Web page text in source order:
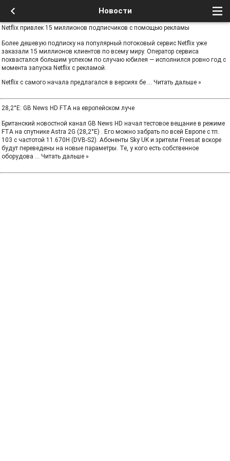
Новости
Netflix привлек 15 миллионов подписчиков с помощью рекламы
Более дешевую подписку на популярный потоковый сервис Netflix уже
заказали 15 миллионов клиентов по всему миру. Оператор сервиса
похвастался большим успехом по случаю юбилея — исполнился ровно год с
момента запуска Netflix с рекламой.
Netflix с самого начала предлагался в версиях бе ... Читать дальше »
28,2°Е: GB News HD FTA на европейском луче
Британский новостной канал GB News HD начал тестовое вещание в режиме
FTA на спутнике Astra 2G (28,2°E) . Его можно забрать по всей Европе с тп.
103 с частотой 11.670H (DVB-S2). Абоненты Sky UK и зрители Freesat вскоре
будут переведены на новые параметры. Те, у кого есть собственное
оборудова ... Читать дальше »